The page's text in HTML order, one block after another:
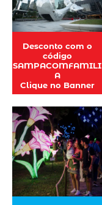
Desconto com o
código
SAMPACOMFAMILI
A
Clique no Banner